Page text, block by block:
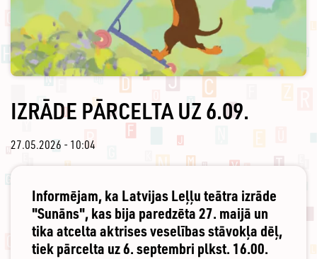
IZRĀDE PĀRCELTA UZ 6.09.
27.05.2026 - 10:04
Informējam, ka Latvijas Leļļu teātra izrāde
"Sunāns", kas bija paredzēta 27. maijā un
tika atcelta aktrises veselības stāvokļa dēļ,
tiek pārcelta uz 6. septembri plkst. 16.00.